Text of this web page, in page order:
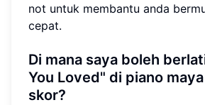
not untuk membantu anda
cepat.
Di mana saya boleh
You Loved" di piano
skor?